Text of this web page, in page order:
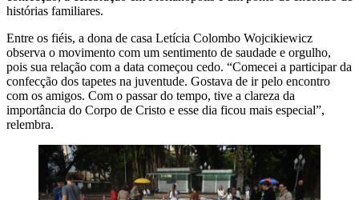
histórias familiares.
Entre os fiéis, a dona de casa Letícia Colombo Wojcikiewicz
observa o movimento com um sentimento de saudade e orgulho,
pois sua relação com a data começou cedo. “Comecei a participar da
confecção dos tapetes na juventude. Gostava de ir pelo encontro
com os amigos. Com o passar do tempo, tive a clareza da
importância do Corpo de Cristo e esse dia ficou mais especial”,
relembra.